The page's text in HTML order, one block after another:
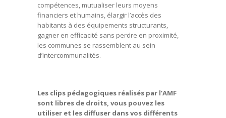
compétences, mutualiser leurs moyens
financiers et humains, élargir l’accès des
habitants à des équipements structurants,
gagner en efficacité sans perdre en proximité,
les communes se rassemblent au sein
d’intercommunalités.
Les clips pédagogiques réalisés par l’AMF
sont libres de droits, vous pouvez les
utiliser et les diffuser dans vos différents